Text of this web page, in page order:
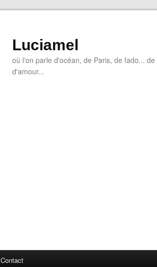
Luciamel
où l'on parle d'océan, de Paris, de fado...
d'amour...
Contact